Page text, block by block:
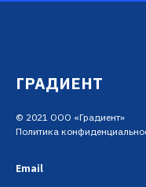
ГРАДИЕНТ
© 2021 ООО «Градиент»
Политика
Email